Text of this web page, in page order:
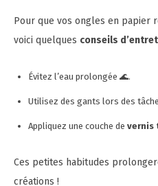
Pour que vos ongles en papier
voici quelques conseils
Évitez l’eau prolongée 🌊.
Utilisez des gants lors des
Appliquez une couche de vernis
Ces petites habitudes
créations !